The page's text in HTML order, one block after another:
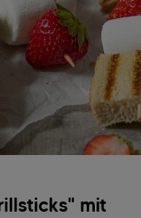
mit